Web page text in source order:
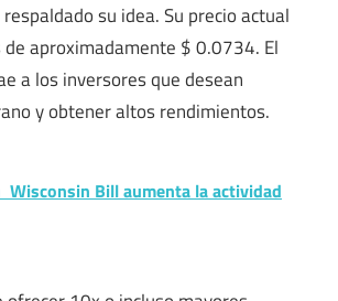
su idea. Su precio actual
de aproximadamente $ 0.0734. El
a los inversores que desean
y obtener altos rendimientos.
Wisconsin Bill aumenta la actividad